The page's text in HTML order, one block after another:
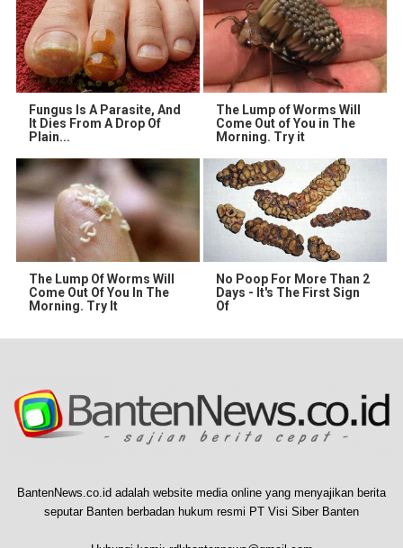
Fungus Is A Parasite, And
It Dies From A Drop Of
Plain...
The Lump of Worms Will
Come Out of You in The
Morning. Try it
The Lump Of Worms Will
Come Out Of You In The
Morning. Try It
No Poop For More Than 2
Days - It's The First Sign
Of
BantenNews.co.id adalah website media online yang menyajikan berita
seputar Banten berbadan hukum resmi PT Visi Siber Banten